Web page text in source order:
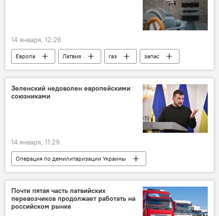
14 января, 12:26
Европа Латвия газ запас
Зеленский недоволен европейскими
союзниками
14 января, 11:29
Операция по демилитаризации Украины
Украина
Владимир Зеленский
вооружения
Евросоюз
США
военная операция
безопасность
Почти пятая часть латвийских
перевозчиков продолжает работать на
российском рынке